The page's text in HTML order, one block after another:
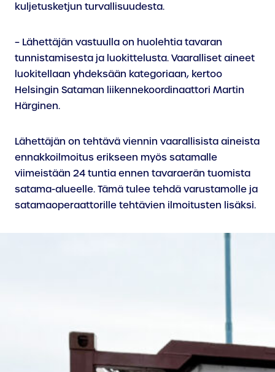
kuljetusketjun turvallisuudesta.
– Lähettäjän vastuulla on huolehtia tavaran
tunnistamisesta ja luokittelusta. Vaaralliset aineet
luokitellaan yhdeksään kategoriaan, kertoo
Helsingin Sataman liikennekoordinaattori Martin
Härginen.
Lähettäjän on tehtävä viennin vaarallisista aineista
ennakkoilmoitus erikseen myös satamalle
viimeistään 24 tuntia ennen tavaraerän tuomista
satama-alueelle. Tämä tulee tehdä varustamolle ja
satamaoperaattorille tehtävien ilmoitusten lisäksi.